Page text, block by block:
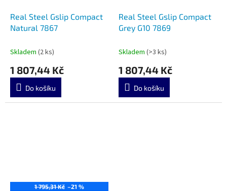
Real Steel Gslip Compact
Natural 7867
Skladem (2 ks)
1 807,44 Kč
Do košíku
Real Steel Gslip Compact
Grey G10 7869
Skladem (>3 ks)
1 807,44 Kč
Do košíku
1 795,31 Kč –21 %